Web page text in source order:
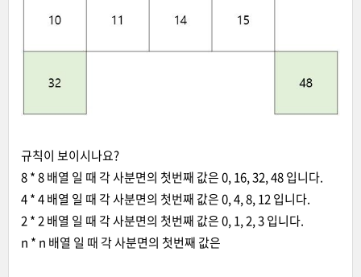
규칙이 보이시나요?
8 * 8 배열 일 때 각 사분면의 첫번째 값은 0, 16, 32, 48 입니다.
4 * 4 배열 일 때 각 사분면의 첫번째 값은 0, 4, 8, 12 입니다.
2 * 2 배열 일 때 각 사분면의 첫번째 값은 0, 1, 2, 3 입니다.
n * n 배열 일 때 각 사분면의 첫번째 값은